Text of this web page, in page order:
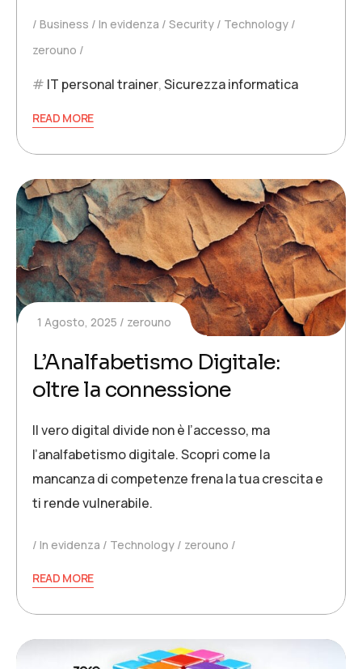
Business In evidenza Security
Technology
zerouno
IT personal trainer,Sicurezza informatica
READ MORE
1 Agosto, 2025 zerouno
L’Analfabetismo Digitale:
oltre la connessione
Il vero digital divide non è l’accesso, ma
l’analfabetismo digitale. Scopri come la
mancanza di competenze frena la tua crescita e
ti rende vulnerabile.
In evidenza Technology zerouno
READ MORE